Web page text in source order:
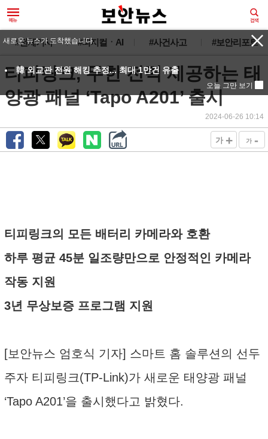
#전체기사 #피지컬ㆍAI #사건사고 #보안리포트
티피링크, 무한 전력 제공하는 태
양광 패널 ‘Tapo A201’ 출시
2024-06-26 10:14
가 + 가 -
티피링크의 모든 배터리 카메라와 호환
하루 평균 45분 일조량만으로 안정적인 카메라
작동 지원
3년 무상보증 프로그램 지원
[보안뉴스 엄호식 기자] 스마트 홈 솔루션의 선두
주자 티피링크(TP-Link)가 새로운 태양광 패널
‘Tapo A201’을 출시했다고 밝혔다.
새로운 뉴스가 도착했습니다.
韓 외교관 전원 해킹 추정... 최대 1만건 유출
오늘 그만 보기